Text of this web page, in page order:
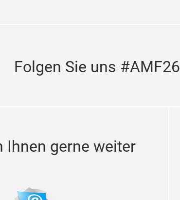
Folgen Sie uns #AMF26
Ihnen gerne weiter